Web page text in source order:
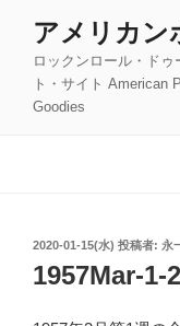
アメリカ
ロックンロール・ド
ト・サイト American
Goodies
投
稿
日:
2020-01-15(水) 投稿者: 永
1957Mar-1-2